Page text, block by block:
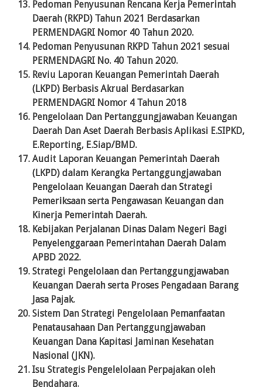
Pedoman Penyusunan Rencana Kerja Pemerintah
Daerah (RKPD) Tahun 2021 Berdasarkan
PERMENDAGRI Nomor 40 Tahun 2020.
Pedoman Penyusunan RKPD Tahun 2021 sesuai
PERMENDAGRI No. 40 Tahun 2020.
Reviu Laporan Keuangan Pemerintah Daerah
(LKPD) Berbasis Akrual Berdasarkan
PERMENDAGRI Nomor 4 Tahun 2018
Pengelolaan Dan Pertanggungjawaban Keuangan
Daerah Dan Aset Daerah Berbasis Aplikasi E.SIPKD,
E.Reporting, E.Siap/BMD.
Audit Laporan Keuangan Pemerintah Daerah
(LKPD) dalam Kerangka Pertanggungjawaban
Pengelolaan Keuangan Daerah dan Strategi
Pemeriksaan serta Pengawasan Keuangan dan
Kinerja Pemerintah Daerah.
Kebijakan Perjalanan Dinas Dalam Negeri Bagi
Penyelenggaraan Pemerintahan Daerah Dalam
APBD 2022.
Strategi Pengelolaan dan Pertanggungjawaban
Keuangan Daerah serta Proses Pengadaan Barang
Jasa Pajak.
Sistem Dan Strategi Pengelolaan Pemanfaatan
Penatausahaan Dan Pertanggungjawaban
Keuangan Dana Kapitasi Jaminan Kesehatan
Nasional (JKN).
Isu Strategis Pengelelolaan Perpajakan oleh
Bendahara.